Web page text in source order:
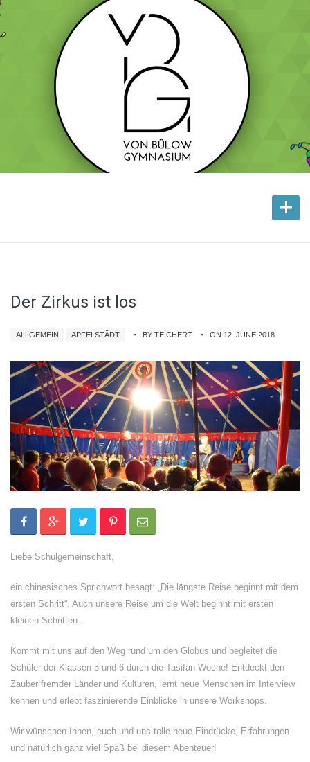
+
Der Zirkus ist los
ALLGEMEIN APFELSTÄDT BY TEICHERT ON 12. JUNE 2018
Liebe Schulgemeinschaft,
ein chinesisches Sprichwort besagt: „Die längste Reise beginnt mit dem
ersten Schritt“. Auch unsere Reise um die Welt beginnt mit ersten
kleinen Schritten.
Kommt mit uns auf den Weg rund um den Globus und begleitet die
Schüler der Klassen 5 und 6 durch die Tasifan-Woche! Entdeckt den
Zauber fremder Länder und Kulturen, lernt neue Menschen im Interview
kennen und erlebt faszinierende Einblicke in unsere Workshops.
Wir wünschen Ihnen, euch und uns tolle neue Eindrücke, Erfahrungen
und natürlich ganz viel Spaß bei diesem Abenteuer!